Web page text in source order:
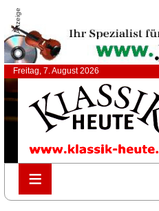
Anzeige
Freitag, 7. August 2026
≡
≡